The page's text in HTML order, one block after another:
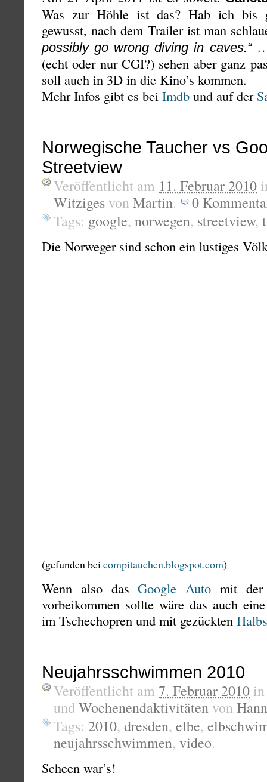
Was zur Höhle ist das? Hab ich bis
gewusst, nach dem Trailer ist man
possibly go wrong diving in caves.“…
(echt oder nur CGI?) sehen aber ganz
soll auch in 3D in die Kino’s kommen.
Mehr Infos gibt es bei Imdb und auf der
Norwegische Taucher vs
Streetview
Veröffentlicht am 11. Februar 2010
Witziges von Martin. 0
Tags: google, norwegen, streetview,
Die Norweger sind schon ein lustiges
(gefunden beicompitauchen.blogspot.com)
Wenn also dasGoogle Auto mit der
vorbeikommen sollte wäre das auch
im Tschechopren und mit gezückten
Neujahrsschwimmen 2010
Veröffentlicht am 7. Februar 2010
und Wochenendaktivitäten von
Tags: 2010, dresden, elbe,
neujahrsschwimmen, video.
Scheen war’s!